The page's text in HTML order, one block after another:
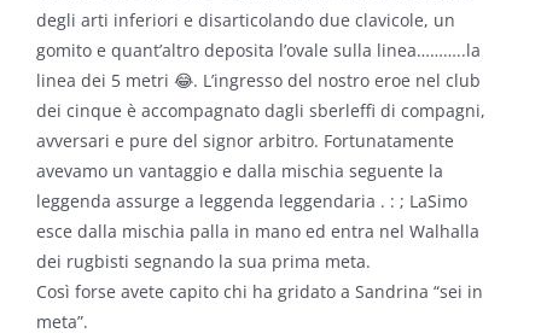
degli arti inferiori e disarticolando due clavicole, un
gomito e quant’altro deposita l’ovale sulla linea………..la
linea dei 5 metri 😂. L’ingresso del nostro eroe nel club
dei cinque è accompagnato dagli sberleffi di compagni,
avversari e pure del signor arbitro. Fortunatamente
avevamo un vantaggio e dalla mischia seguente la
leggenda assurge a leggenda leggendaria . : ; LaSimo
esce dalla mischia palla in mano ed entra nel Walhalla
dei rugbisti segnando la sua prima meta.
Così forse avete capito chi ha gridato a Sandrina “sei in
meta”.